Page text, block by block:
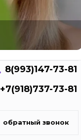
8(993)147-73-81
+7(918)737-73-81
обратный звонок